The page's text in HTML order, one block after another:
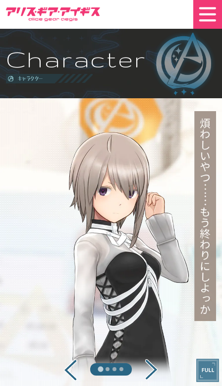
Character
キャラクター